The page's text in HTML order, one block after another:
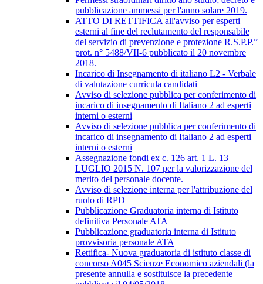
pubblicazione ammessi per l'anno solare 2019.
ATTO DI RETTIFICA all'avviso per esperti
esterni al fine del reclutamento del responsabile
del servizio di prevenzione e protezione R.S.P.P.”
prot. n° 5488/VII-6 pubblicato il 20 novembre
2018.
Incarico di Insegnamento di italiano L2 - Verbale
di valutazione curricula candidati
Avviso di selezione pubblica per conferimento di
incarico di insegnamento di Italiano 2 ad esperti
interni o esterni
Avviso di selezione pubblica per conferimento di
incarico di insegnamento di Italiano 2 ad esperti
interni o esterni
Assegnazione fondi ex c. 126 art. 1 L. 13
LUGLIO 2015 N. 107 per la valorizzazione del
merito del personale docente.
Avviso di selezione interna per l'attribuzione del
ruolo di RPD
Pubblicazione Graduatoria interna di Istituto
definitiva Personale ATA
Pubblicazione graduatoria interna di Istituto
provvisoria personale ATA
Rettifica- Nuova graduatoria di istituto classe di
concorso A045 Scienze Economico aziendali (la
presente annulla e sostituisce la precedente